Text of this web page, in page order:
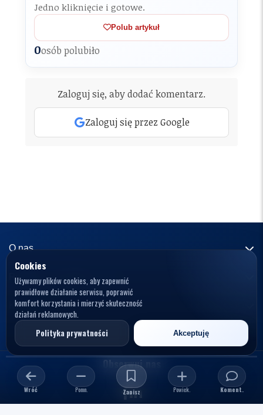
Jedno kliknięcie i gotowe.
Polub artykuł
0osób polubiło
Zaloguj się, aby dodać komentarz.
Zaloguj się przez Google
Wróć Pomn. Zapisz Powięk. Koment.
O nas
Informacje o portalu
Redakcja
Kariera
Reklama i współpraca
Reklama
Zasady współpracy
Polityka prywatności
Regulamin
Kontakt
kontakt@knews.pl
Opelele. Magdalena Wiercioch
ul. Falista 167
94-115 Łódź
Polska
NIP: 7272595979
Obserwuj nas
Cookies
Używamy plików cookies, aby zapewnić
prawidłowe działanie serwisu, poprawić
komfort korzystania i mierzyć skuteczność
działań reklamowych.
Polityka prywatności
Akceptuję